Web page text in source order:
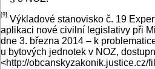
[9] Výkladové stanovisko č. 19
aplikaci nové civilní legislativy při
dne 3. března 2014 – k
u bytových jednotek v NOZ,
<http://obcanskyzakonik.justice.cz/